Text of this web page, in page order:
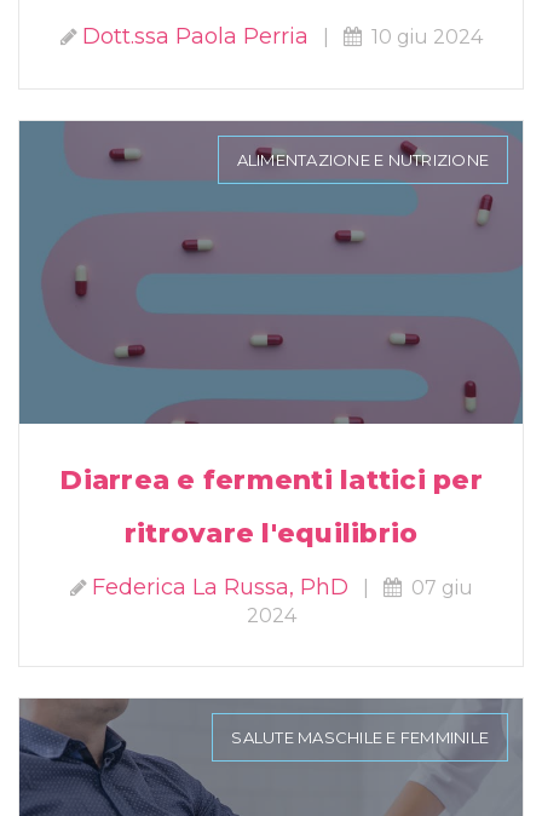
Dott.ssa Paola Perria 10 giu 2024
ALIMENTAZIONE E NUTRIZIONE
Diarrea e fermenti lattici per
ritrovare l'equilibrio
Federica La Russa, PhD
07 giu
2024
SALUTE MASCHILE E FEMMINILE